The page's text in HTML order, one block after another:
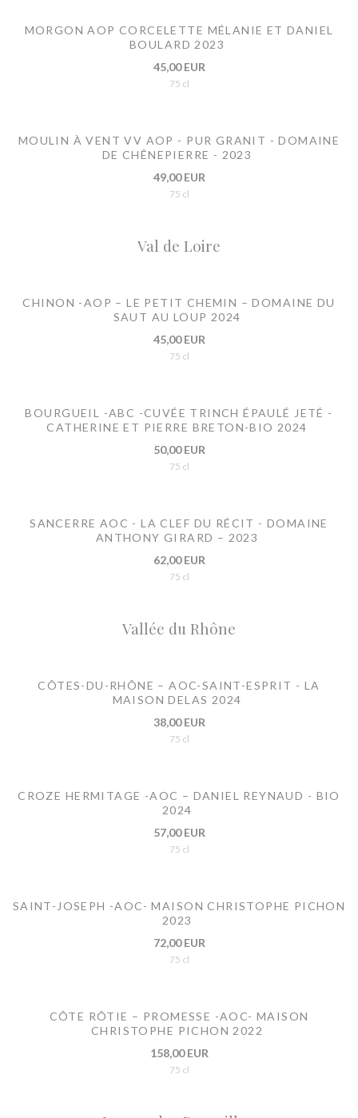
MORGON AOP CORCELETTE MÉLANIE ET DANIEL
BOULARD 2023
45,00 EUR
75 cl
MOULIN À VENT VV AOP - PUR GRANIT - DOMAINE
DE CHÊNEPIERRE - 2023
49,00 EUR
75 cl
Val de Loire
CHINON -AOP – LE PETIT CHEMIN – DOMAINE DU
SAUT AU LOUP 2024
45,00 EUR
75 cl
BOURGUEIL -ABC -CUVÉE TRINCH ÉPAULÉ JETÉ -
CATHERINE ET PIERRE BRETON-BIO 2024
50,00 EUR
75 cl
SANCERRE AOC - LA CLEF DU RÉCIT - DOMAINE
ANTHONY GIRARD – 2023
62,00 EUR
75 cl
Vallée du Rhône
CÔTES-DU-RHÔNE – AOC-SAINT-ESPRIT - LA
MAISON DELAS 2024
38,00 EUR
75 cl
CROZE HERMITAGE -AOC – DANIEL REYNAUD - BIO
2024
57,00 EUR
75 cl
SAINT-JOSEPH -AOC- MAISON CHRISTOPHE PICHON
2023
72,00 EUR
75 cl
CÔTE RÔTIE – PROMESSE -AOC- MAISON
CHRISTOPHE PICHON 2022
158,00 EUR
75 cl